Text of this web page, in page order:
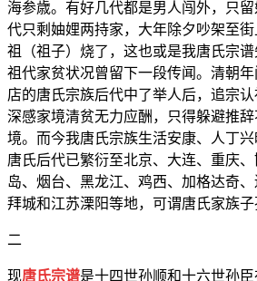
海参歳。有好几代都是男人闯外，只
代只剩妯娌两持家，大年除夕吵架至
祖（祖子）烧了，这也或是我唐氏宗
祖代家贫状况曾留下一段传闻。清朝
店的唐氏宗族后代中了举人后，追宗
深感家境清贫无力应酬，只得躲避推
境。而今我唐氏宗族生活安康、人丁兴
唐氏后代已繁衍至北京、大连、重庆
岛、烟台、黑龙江、鸡西、加格达奇
拜城和江苏溧阳等地，可谓唐氏家族子
二
现唐氏宗谱是十四世孙顺和十六世孙